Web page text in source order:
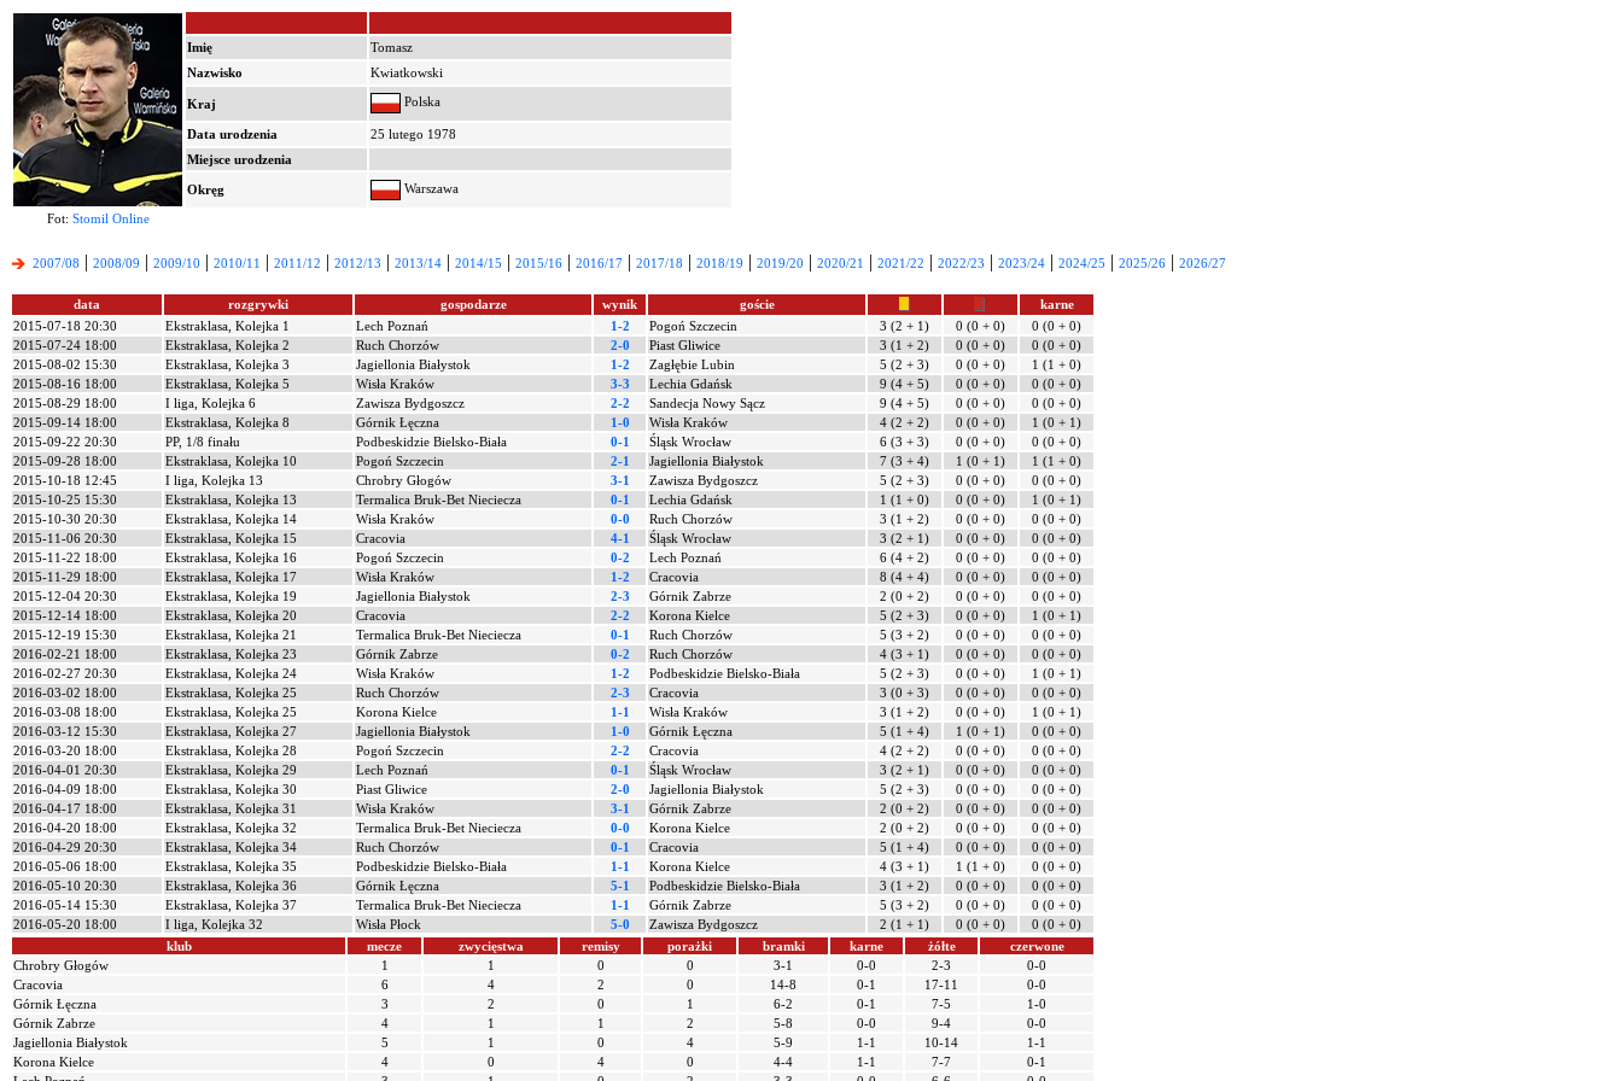
Imię
Tomasz
Nazwisko
Kwiatkowski
Kraj Polska
Data urodzenia
25 lutego 1978
Miejsce urodzenia
Okręg Warszawa
Fot: Stomil Online
2007/08 | 2008/09 | 2009/10 | 2010/11 | 2011/12 | 2012/13 | 2013/14 | 2014/15 | 2015/16 | 2016/17 | 2017/18 | 2018/19 | 2019/20 | 2020/21 | 2021/22 | 2022/23 | 2023/24 | 2024/25 | 2025/26 | 2026/27
data rozgrywki gospodarze wynik goście
karne
2015-07-18 20:30
Ekstraklasa, Kolejka 1 Lech Poznań 1-2 Pogoń Szczecin 3 (2 + 1) 0 (0 + 0)
0 (0 + 0)
2015-07-24 18:00
Ekstraklasa, Kolejka 2 Ruch Chorzów 2-0 Piast Gliwice 3 (1 + 2) 0 (0 + 0)
0 (0 + 0)
2015-08-02 15:30
Ekstraklasa, Kolejka 3 Jagiellonia Białystok 1-2 Zagłębie Lubin 5 (2 + 3) 0 (0 + 0)
1 (1 + 0)
2015-08-16 18:00
Ekstraklasa, Kolejka 5 Wisła Kraków 3-3 Lechia Gdańsk 9 (4 + 5) 0 (0 + 0)
0 (0 + 0)
2015-08-29 18:00
I liga, Kolejka 6 Zawisza Bydgoszcz 2-2 Sandecja Nowy Sącz 9 (4 + 5) 0 (0 + 0)
0 (0 + 0)
2015-09-14 18:00
Ekstraklasa, Kolejka 8 Górnik Łęczna 1-0 Wisła Kraków 4 (2 + 2) 0 (0 + 0)
1 (0 + 1)
2015-09-22 20:30
PP, 1/8 finału Podbeskidzie Bielsko-Biała 0-1 Śląsk Wrocław 6 (3 + 3) 0 (0 + 0)
0 (0 + 0)
2015-09-28 18:00
Ekstraklasa, Kolejka 10 Pogoń Szczecin 2-1 Jagiellonia Białystok 7 (3 + 4) 1 (0 + 1)
1 (1 + 0)
2015-10-18 12:45
I liga, Kolejka 13 Chrobry Głogów 3-1 Zawisza Bydgoszcz 5 (2 + 3) 0 (0 + 0)
0 (0 + 0)
2015-10-25 15:30
Ekstraklasa, Kolejka 13 Termalica Bruk-Bet Nieciecza 0-1 Lechia Gdańsk 1 (1 + 0) 0 (0 + 0)
1 (0 + 1)
2015-10-30 20:30
Ekstraklasa, Kolejka 14 Wisła Kraków 0-0 Ruch Chorzów 3 (1 + 2) 0 (0 + 0)
0 (0 + 0)
2015-11-06 20:30
Ekstraklasa, Kolejka 15 Cracovia 4-1 Śląsk Wrocław 3 (2 + 1) 0 (0 + 0)
0 (0 + 0)
2015-11-22 18:00
Ekstraklasa, Kolejka 16 Pogoń Szczecin 0-2 Lech Poznań 6 (4 + 2) 0 (0 + 0)
0 (0 + 0)
2015-11-29 18:00
Ekstraklasa, Kolejka 17 Wisła Kraków 1-2 Cracovia 8 (4 + 4) 0 (0 + 0)
0 (0 + 0)
2015-12-04 20:30
Ekstraklasa, Kolejka 19 Jagiellonia Białystok 2-3 Górnik Zabrze 2 (0 + 2) 0 (0 + 0)
0 (0 + 0)
2015-12-14 18:00
Ekstraklasa, Kolejka 20 Cracovia 2-2 Korona Kielce 5 (2 + 3) 0 (0 + 0)
1 (0 + 1)
2015-12-19 15:30
Ekstraklasa, Kolejka 21 Termalica Bruk-Bet Nieciecza 0-1 Ruch Chorzów 5 (3 + 2) 0 (0 + 0)
0 (0 + 0)
2016-02-21 18:00
Ekstraklasa, Kolejka 23 Górnik Zabrze 0-2 Ruch Chorzów 4 (3 + 1) 0 (0 + 0)
0 (0 + 0)
2016-02-27 20:30
Ekstraklasa, Kolejka 24 Wisła Kraków 1-2 Podbeskidzie Bielsko-Biała 5 (2 + 3) 0 (0 + 0)
1 (0 + 1)
2016-03-02 18:00
Ekstraklasa, Kolejka 25 Ruch Chorzów 2-3 Cracovia 3 (0 + 3) 0 (0 + 0)
0 (0 + 0)
2016-03-08 18:00
Ekstraklasa, Kolejka 25 Korona Kielce 1-1 Wisła Kraków 3 (1 + 2) 0 (0 + 0)
1 (0 + 1)
2016-03-12 15:30
Ekstraklasa, Kolejka 27 Jagiellonia Białystok 1-0 Górnik Łęczna 5 (1 + 4) 1 (0 + 1)
0 (0 + 0)
2016-03-20 18:00
Ekstraklasa, Kolejka 28 Pogoń Szczecin 2-2 Cracovia 4 (2 + 2) 0 (0 + 0)
0 (0 + 0)
2016-04-01 20:30
Ekstraklasa, Kolejka 29 Lech Poznań 0-1 Śląsk Wrocław 3 (2 + 1) 0 (0 + 0)
0 (0 + 0)
2016-04-09 18:00
Ekstraklasa, Kolejka 30 Piast Gliwice 2-0 Jagiellonia Białystok 5 (2 + 3) 0 (0 + 0)
0 (0 + 0)
2016-04-17 18:00
Ekstraklasa, Kolejka 31 Wisła Kraków 3-1 Górnik Zabrze 2 (0 + 2) 0 (0 + 0)
0 (0 + 0)
2016-04-20 18:00
Ekstraklasa, Kolejka 32 Termalica Bruk-Bet Nieciecza 0-0 Korona Kielce 2 (0 + 2) 0 (0 + 0)
0 (0 + 0)
2016-04-29 20:30
Ekstraklasa, Kolejka 34 Ruch Chorzów 0-1 Cracovia 5 (1 + 4) 0 (0 + 0)
0 (0 + 0)
2016-05-06 18:00
Ekstraklasa, Kolejka 35 Podbeskidzie Bielsko-Biała 1-1 Korona Kielce 4 (3 + 1) 1 (1 + 0)
0 (0 + 0)
2016-05-10 20:30
Ekstraklasa, Kolejka 36 Górnik Łęczna 5-1 Podbeskidzie Bielsko-Biała 3 (1 + 2) 0 (0 + 0)
0 (0 + 0)
2016-05-14 15:30
Ekstraklasa, Kolejka 37 Termalica Bruk-Bet Nieciecza 1-1 Górnik Zabrze 5 (3 + 2) 0 (0 + 0)
0 (0 + 0)
2016-05-20 18:00
I liga, Kolejka 32 Wisła Płock 5-0 Zawisza Bydgoszcz 2 (1 + 1) 0 (0 + 0)
0 (0 + 0)
klub
mecze zwycięstwa remisy porażki bramki karne żółte
czerwone
Chrobry Głogów
1 1 0 0 3-1 0-0 2-3
0-0
Cracovia
6 4 2 0 14-8 0-1 17-11
0-0
Górnik Łęczna
3 2 0 1 6-2 0-1 7-5
1-0
Górnik Zabrze
4 1 1 2 5-8 0-0 9-4
0-0
Jagiellonia Białystok
5 1 0 4 5-9 1-1 10-14
1-1
Korona Kielce
4 0 4 0 4-4 1-1 7-7
0-1